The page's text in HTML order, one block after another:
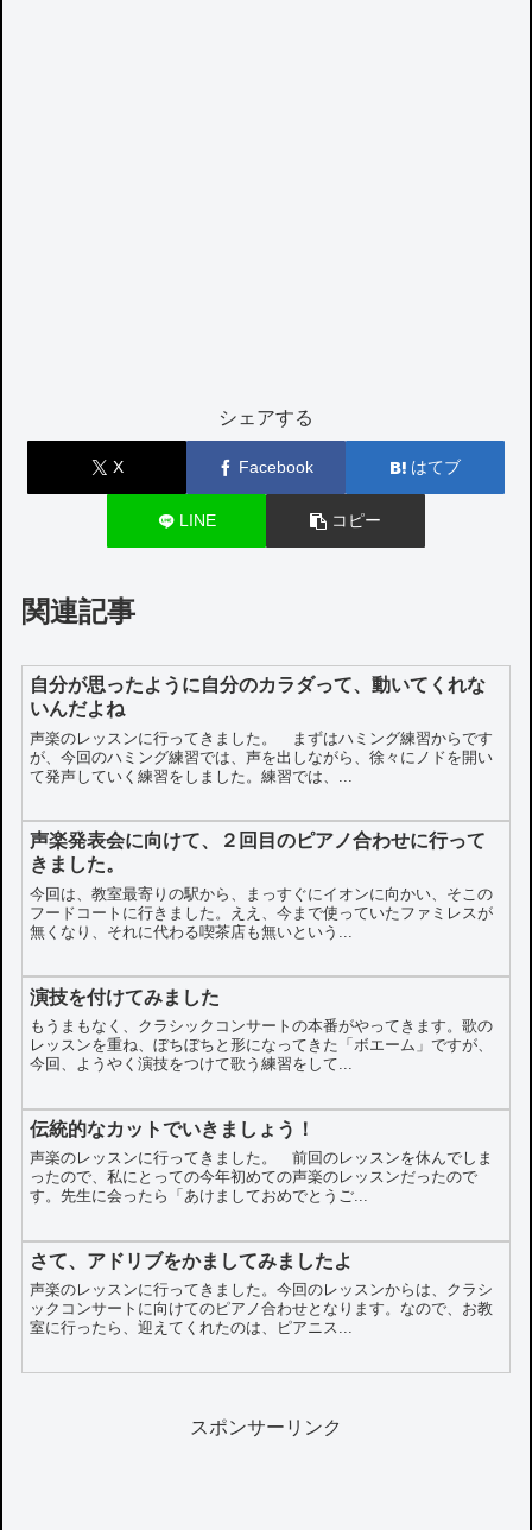
シェアする
X Facebook はてブ
LINE コピー
関連記事
自分が思ったように自分のカラダって、動いてくれな
いんだよね
声楽のレッスンに行ってきました。 まずはハミング練習からです
が、今回のハミング練習では、声を出しながら、徐々にノドを開い
て発声していく練習をしました。練習では、...
声楽発表会に向けて、２回目のピアノ合わせに行って
きました。
今回は、教室最寄りの駅から、まっすぐにイオンに向かい、そこの
フードコートに行きました。ええ、今まで使っていたファミレスが
無くなり、それに代わる喫茶店も無いという...
演技を付けてみました
もうまもなく、クラシックコンサートの本番がやってきます。歌の
レッスンを重ね、ぼちぼちと形になってきた「ボエーム」ですが、
今回、ようやく演技をつけて歌う練習をして...
伝統的なカットでいきましょう！
声楽のレッスンに行ってきました。 前回のレッスンを休んでしま
ったので、私にとっての今年初めての声楽のレッスンだったので
す。先生に会ったら「あけましておめでとうご...
さて、アドリブをかましてみましたよ
声楽のレッスンに行ってきました。今回のレッスンからは、クラシ
ックコンサートに向けてのピアノ合わせとなります。なので、お教
室に行ったら、迎えてくれたのは、ピアニス...
スポンサーリンク